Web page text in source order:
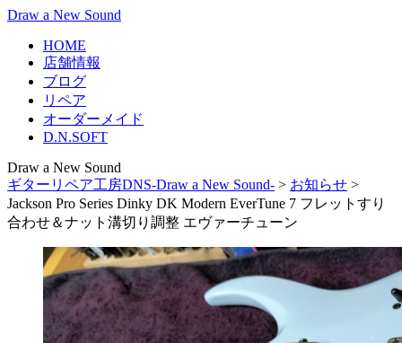
Draw a New Sound
HOME
店舗情報
ブログ
リペア
オーダーメイド
D.N.SOFT
Draw a New Sound
ギターリペア工房DNS-Draw a New Sound- > お知らせ >
Jackson Pro Series Dinky DK Modern EverTune 7 フレットすり
合わせ＆ナット溝切り調整 エヴァーチューン